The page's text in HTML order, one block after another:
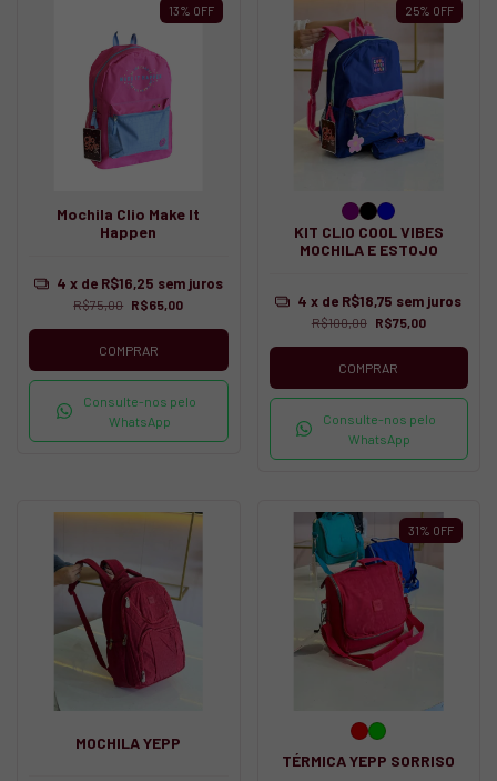
13% OFF
Mochila Clio Make It
Happen
R$75,00 R$65,00
4 x de R$16,25 sem juros
COMPRAR
Consulte-nos pelo
WhatsApp
25% OFF
KIT CLIO COOL VIBES
MOCHILA E ESTOJO
R$100,00 R$75,00
4 x de R$18,75 sem juros
COMPRAR
Consulte-nos pelo
WhatsApp
MOCHILA YEPP
31% OFF
TÉRMICA YEPP SORRISO